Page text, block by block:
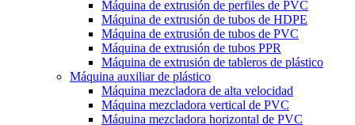
Máquina de extrusión de perfiles de PVC
Máquina de extrusión de tubos de HDPE
Máquina de extrusión de tubos de PVC
Máquina de extrusión de tubos PPR
Máquina de extrusión de tableros de plástico
Máquina auxiliar de plástico
Máquina mezcladora de alta velocidad
Máquina mezcladora vertical de PVC
Máquina mezcladora horizontal de PVC